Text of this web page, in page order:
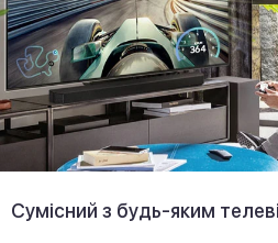
Сумісний з будь-яким